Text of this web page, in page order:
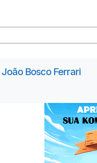
João Bosco Ferrari